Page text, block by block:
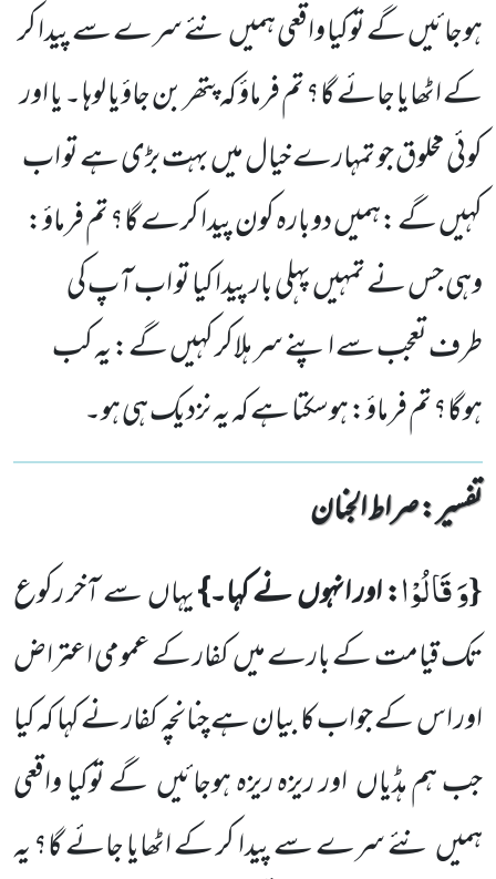
ہوجائیں گے توکیا واقعی ہمیں نئے سرے سے پیدا کر
کے اٹھایا جائے گا؟ تم فرماؤ کہ پتھر بن جاؤیا لوہا ۔ یا اور
کوئی مخلوق جو تمہارے خیال میں بہت بڑی ہے تو اب
کہیں گے :ہمیں دوبارہ کون پیدا کرے گا؟ تم فرماؤ:
وہی جس نے تمہیں پہلی بار پیدا کیا تو اب آپ کی
طرف تعجب سے اپنے سر ہلاکر کہیں گے: یہ کب
ہوگا؟ تم فرماؤ: ہوسکتا ہے کہ یہ نزدیک ہی ہو۔
تفسیر : ‎صراط الجنان
{وَ قَالُوْا: اور انہوںنے کہا۔}یہاںسے آخر رکوع
تک قیامت کے بارے میںکفار کے عمومی اعتراض
اور اس کے جوابکا بیان ہے چنانچہ کفار نے کہا کہ کیا
جب ہم ہڈیاںاور ریزہ ریزہ ہوجائیںگے توکیا واقعی
ہمیںنئے سرے سے پیدا کر کے اٹھایا جائے گا؟ یہ